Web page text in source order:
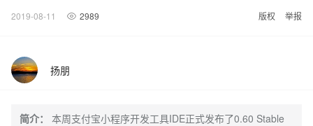
2019-08-11 2989 版权 举报
扬朋
简介：
本周支付宝小程序开发工具IDE正式发布了0.60 Stable